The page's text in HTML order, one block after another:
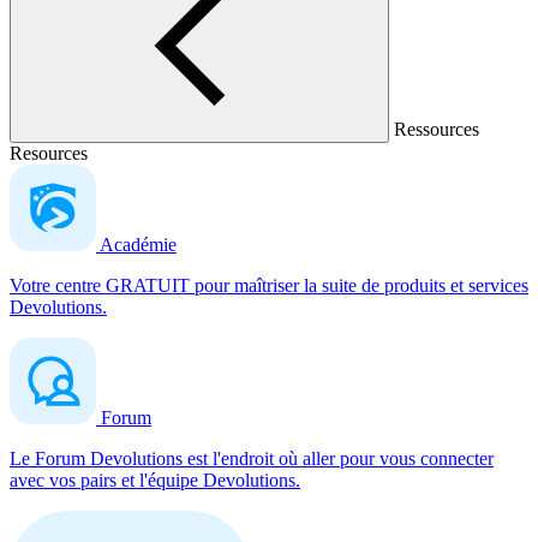
Ressources
Resources
Académie
Votre centre GRATUIT pour maîtriser la suite de produits et services
Devolutions.
Forum
Le Forum Devolutions est l'endroit où aller pour vous connecter
avec vos pairs et l'équipe Devolutions.